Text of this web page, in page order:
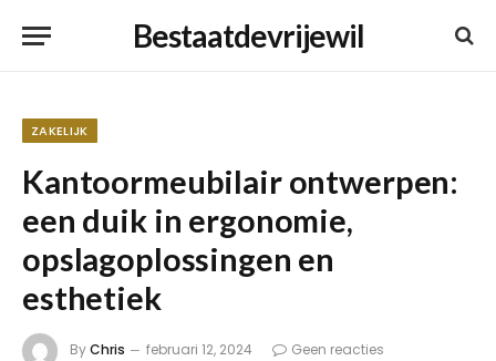
Bestaatdevrijewil
ZAKELIJK
Kantoormeubilair ontwerpen:
een duik in ergonomie,
opslagoplossingen en
esthetiek
ByChris februari 12, 2024
Geen reacties